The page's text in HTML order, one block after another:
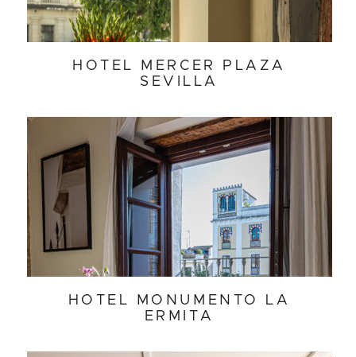
HOTEL MERCER PLAZA
SEVILLA
HOTEL MONUMENTO LA
ERMITA